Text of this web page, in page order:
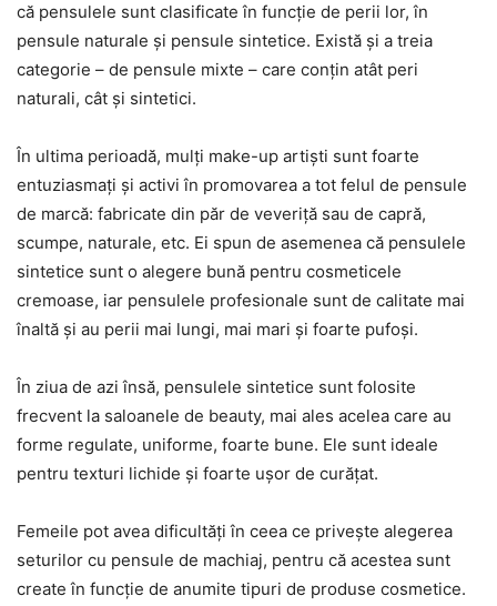
că pensulele sunt clasificate în funcție de perii lor, în
pensule naturale și pensule sintetice. Există și a treia
categorie – de pensule mixte – care conțin atât peri
naturali, cât și sintetici.
În ultima perioadă, mulți make-up artiști sunt foarte
entuziasmați și activi în promovarea a tot felul de pensule
de marcă: fabricate din păr de veveriță sau de capră,
scumpe, naturale, etc. Ei spun de asemenea că pensulele
sintetice sunt o alegere bună pentru cosmeticele
cremoase, iar pensulele profesionale sunt de calitate mai
înaltă și au perii mai lungi, mai mari și foarte pufoși.
În ziua de azi însă, pensulele sintetice sunt folosite
frecvent la saloanele de beauty, mai ales acelea care au
forme regulate, uniforme, foarte bune. Ele sunt ideale
pentru texturi lichide și foarte ușor de curățat.
Femeile pot avea dificultăți în ceea ce privește alegerea
seturilor cu pensule de machiaj, pentru că acestea sunt
create în funcție de anumite tipuri de produse cosmetice.